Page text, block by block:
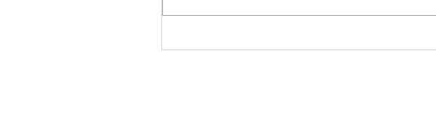
¡Arte, Vino y las Mejores